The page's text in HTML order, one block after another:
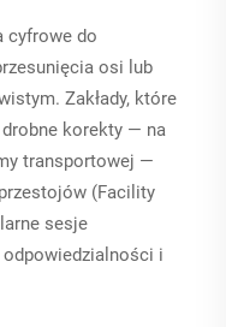
cyfrowe do
osi lub
Zakłady, które
korekty — na
transportowej —
(Facility
sesje
i